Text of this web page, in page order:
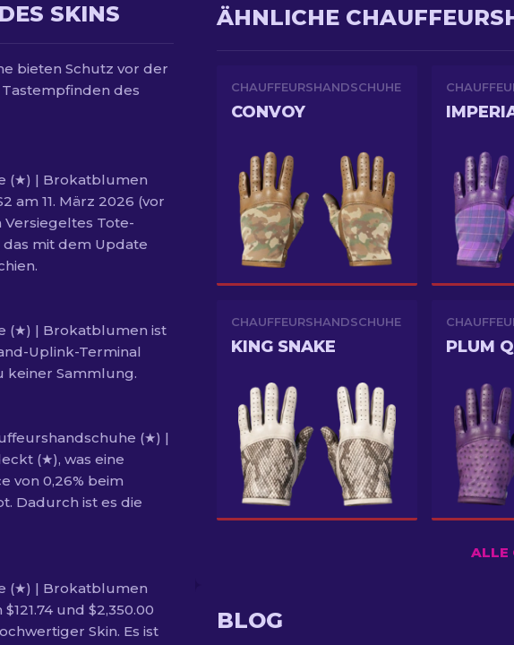
SKINS
bieten Schutz vor der
des
(★) | Brokatblumen
am 11. März 2026 (vor
Versiegeltes Tote-
mit dem Update
(★) | Brokatblumen ist
Uplink-Terminal
keiner Sammlung.
(★) |
(★), was eine
von 0,26% beim
Dadurch ist es die
(★) | Brokatblumen
und $2,350.00
Skin. Es ist
ÄHNLICHE
CHAUFFEURSHANDSCHUHE
CONVOY
CHAUFFEURSHANDSCHUHE
KING SNAKE PLUM
ALLE
BLOG